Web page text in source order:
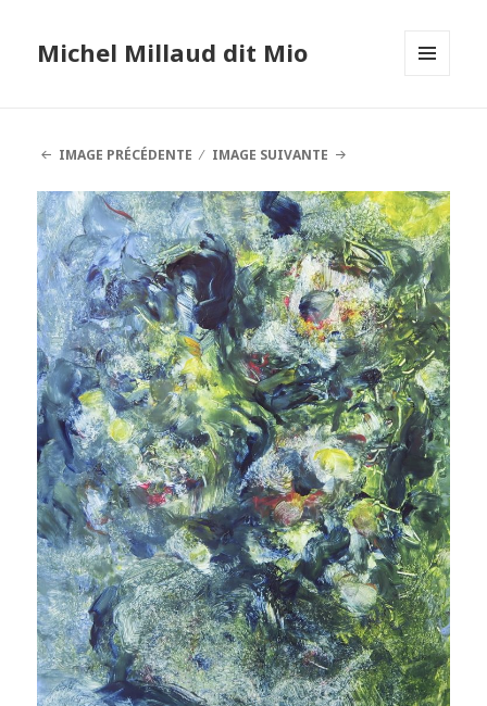
Michel Millaud dit Mio
IMAGE PRÉCÉDENTE
IMAGE SUIVANTE